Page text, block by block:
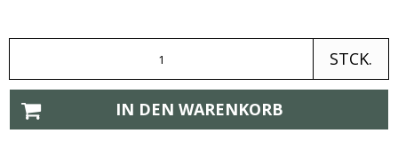
STCK.
IN DEN WARENKORB